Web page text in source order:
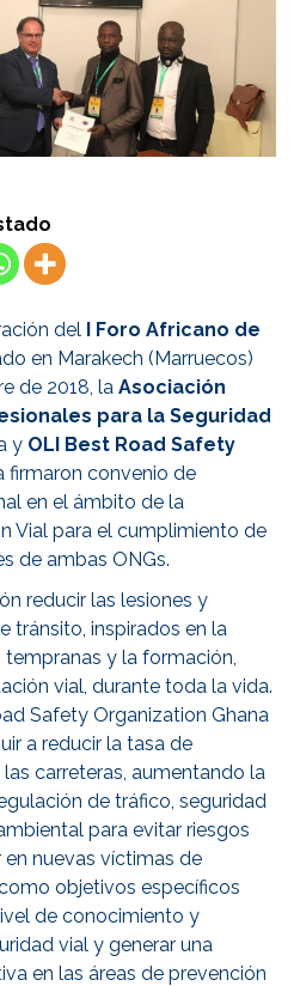
del I Foro Africano de
en Marakech (Marruecos)
de 2018, la Asociación
para la Seguridad
y OLI Best Road Safety
firmaron convenio de
en el ámbito de la
Vial para el cumplimiento de
de ambas ONGs.
reducir las lesiones y
tránsito, inspirados en la
y la formación,
vial, durante toda la vida.
Safety Organization Ghana
a reducir la tasa de
carreteras, aumentando la
de tráfico, seguridad
para evitar riesgos
nuevas víctimas de
objetivos específicos
de conocimiento y
vial y generar una
en las áreas de prevención